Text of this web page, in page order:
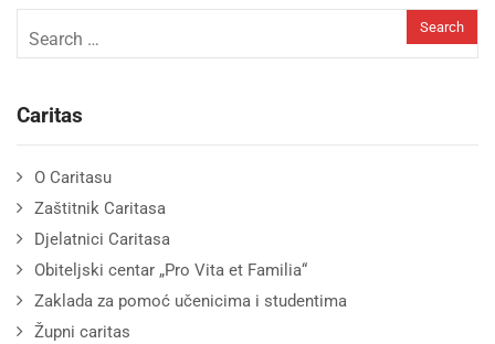
Caritas
O Caritasu
Zaštitnik Caritasa
Djelatnici Caritasa
Obiteljski centar „Pro Vita et Familia“
Zaklada za pomoć učenicima i studentima
Župni caritas